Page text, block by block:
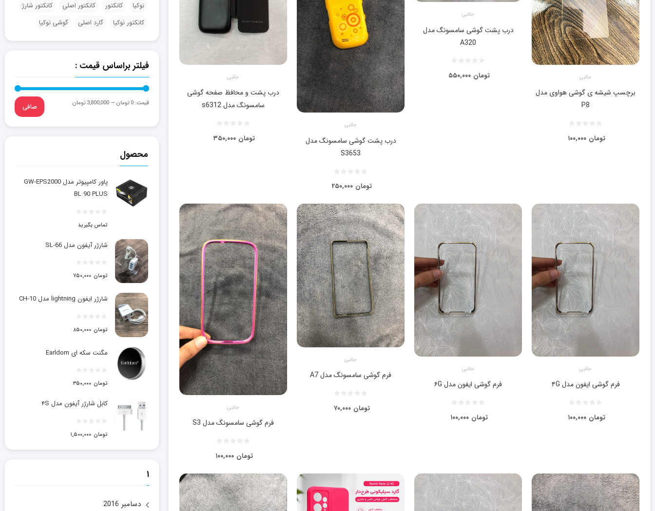
جانبی
برچسپ شیشه ی گوشی هواوی مدل
P8
۱۰۰,۰۰۰ تومان
جانبی
درب پشت گوشی سامسونگ مدل
A320
۵۵۰,۰۰۰ تومان
جانبی
درب پشت گوشی سامسونگ مدل
S3653
۲۵۰,۰۰۰ تومان
جانبی
درب پشت و محافظ صفحه گوشی
سامسونگ مدل s6312
۳۵۰,۰۰۰ تومان
جانبی
فرم گوشی ایفون مدل ۴G
۱۰۰,۰۰۰ تومان
جانبی
فرم گوشی ایفون مدل ۶G
۱۰۰,۰۰۰ تومان
جانبی
فرم گوشی سامسونگ مدل A7
۷۰,۰۰۰ تومان جانبی
فرم گوشی سامسونگ مدل S3
۱۰۰,۰۰۰ تومان
نوکیا
کانکتور کانکتور اصلی
کانکتور شارژ
کانکتور نوکیا
گارد اصلی گوشی نوکیا
فیلتر براساس قیمت :
صافی قيمت: 0 تومان —3,800,000 تومان
محصول
پاور کامپیوتر مدل GW-EPS2000
BL 90 PLUS
تماس بگیرید
شارژر آیفون مدل SL-66
۷۵۰,۰۰۰ تومان
شارژر ایفون lightning مدل CH-10
۸۵۰,۰۰۰ تومان
مگنت سکه ای Earldom
۳۵۰,۰۰۰ تومان
کابل شارژر آیفون مدل ۴S
۱,۵۰۰,۰۰۰ تومان
۱
دسامبر 2016